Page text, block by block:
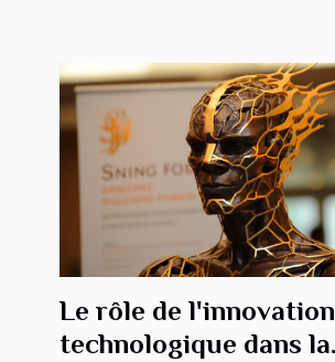
Le rôle de l'innovation
technologique dans la